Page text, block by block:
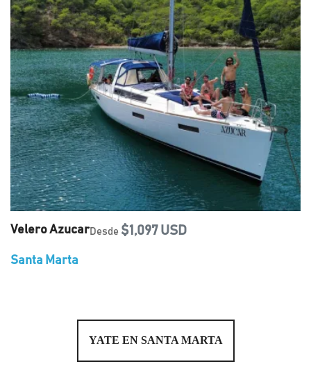
Velero AzucarDesde $1,097 USD
Santa Marta
YATE EN SANTA MARTA